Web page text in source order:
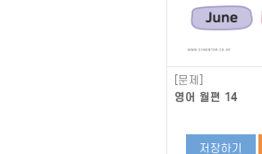
[문제]
영어 월편 14
저장하기